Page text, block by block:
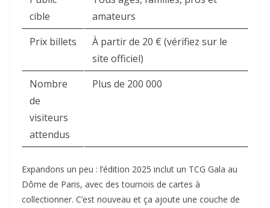
cible
amateurs
Prix billets
À partir de 20 € (vérifiez sur le
site officiel)
Nombre
de
visiteurs
attendus
Plus de 200 000
Expandons un peu : l’édition 2025 inclut un TCG Gala au
Dôme de Paris, avec des tournois de cartes à
collectionner. C’est nouveau et ça ajoute une couche de